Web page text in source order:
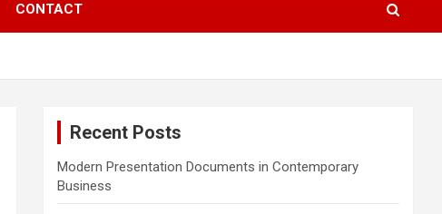
CONTACT
Recent Posts
Modern Presentation Documents in Contemporary
Business